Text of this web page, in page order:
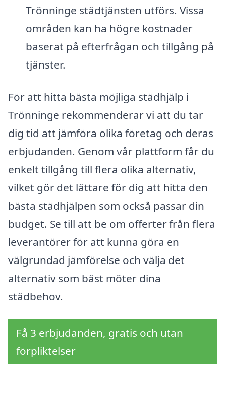
Trönninge städtjänsten utförs. Vissa
områden kan ha högre kostnader
baserat på efterfrågan och tillgång på
tjänster.
För att hitta bästa möjliga städhjälp i
Trönninge rekommenderar vi att du tar
dig tid att jämföra olika företag och deras
erbjudanden. Genom vår plattform får du
enkelt tillgång till flera olika alternativ,
vilket gör det lättare för dig att hitta den
bästa städhjälpen som också passar din
budget. Se till att be om offerter från flera
leverantörer för att kunna göra en
välgrundad jämförelse och välja det
alternativ som bäst möter dina
städbehov.
Få 3 erbjudanden, gratis och utan
förpliktelser